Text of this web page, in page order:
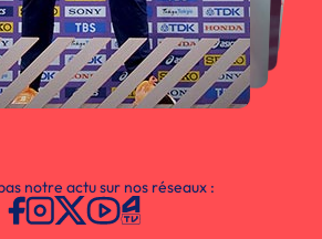
notre actu sur nos réseaux :